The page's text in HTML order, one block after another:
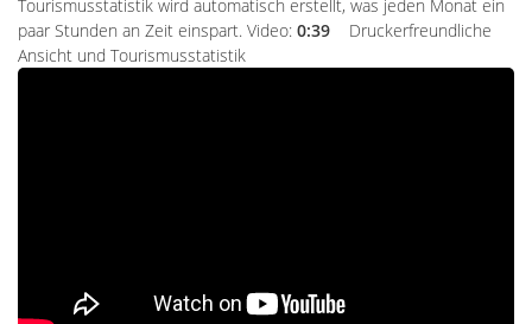
Tourismusstatistik wird automatisch erstellt, was jeden Monat ein
paar Stunden an Zeit einspart. Video: 0:39 Druckerfreundliche
Ansicht und Tourismusstatistik